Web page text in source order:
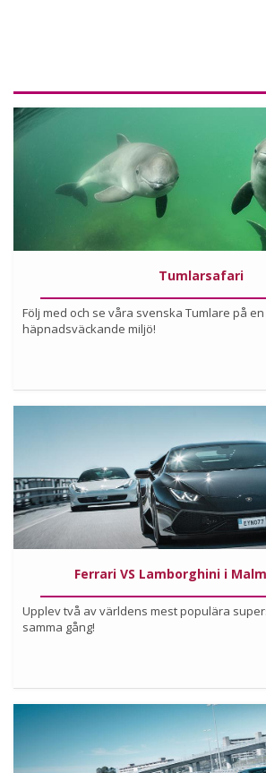
Tumlarsafari
Följ med och se våra svenska Tumlare på
häpnadsväckande miljö!
Köp
Ferrari VS Lamborghini i
Upplev två av världens mest populära
samma gång!
Köp
Läs mer om